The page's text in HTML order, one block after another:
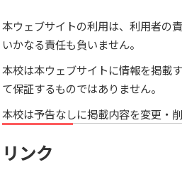
本ウェブサイトの利用は、利用者の
いかなる責任も負いません。
本校は本ウェブサイトに情報を掲載
て保証するものではありません。
本校は予告なしに掲載内容を変更・
リンク